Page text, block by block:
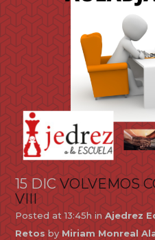
15 DIC VOLVEMOS
VIII
Posted at 13:45hinAjedrez
Retos byMiriam Monreal